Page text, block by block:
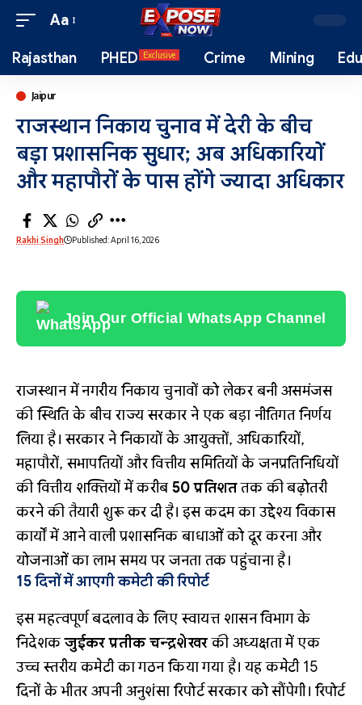
Aa
Rajasthan PHED Exclusive Crime Mining
Jaipur
राजस्थान निकाय चुनाव में देरी के बीच
बड़ा प्रशासनिक सुधार; अब अधिकारियों
और महापौरों के पास होंगे ज्यादा अधिकार
Rakhi Singh Published: April 16, 2026
Join Our Official WhatsApp Channel
राजस्थान में नगरीय निकाय चुनावों को लेकर बनी असमंजस
की स्थिति के बीच राज्य सरकार ने एक बड़ा नीतिगत निर्णय
लिया है। सरकार ने निकायों के आयुक्तों, अधिकारियों,
महापौरों, सभापतियों और वित्तीय समितियों के जनप्रतिनिधियों
की वित्तीय शक्तियों में करीब50 प्रतिशततक की बढ़ोतरी
करने की तैयारी शुरू कर दी है। इस कदम का उद्देश्य विकास
कार्यों में आने वाली प्रशासनिक बाधाओं को दूर करना और
योजनाओं का लाभ समय पर जनता तक पहुंचाना है।
15 दिनों में आएगी कमेटी की रिपोर्ट
इस महत्वपूर्ण बदलाव के लिए स्वायत्त शासन विभाग के
निदेशकजुईकर प्रतीक चन्द्रशेखरकी अध्यक्षता में एक
उच्च स्तरीय कमेटी का गठन किया गया है। यह कमेटी 15
दिनों के भीतर अपनी अनुशंसा रिपोर्ट सरकार को सौंपेगी। रिपोर्ट